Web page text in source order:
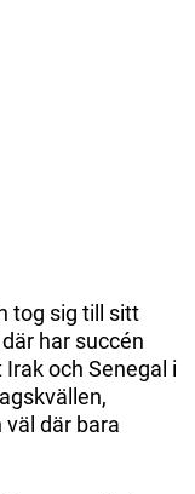
tog sig till sitt
har succén
och Senegal i
där bara